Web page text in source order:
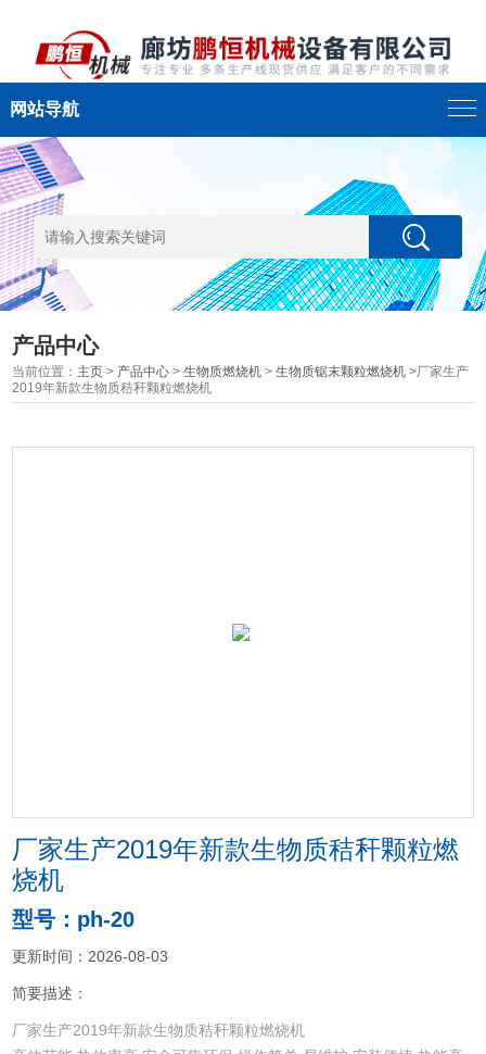
网站导航
产品中心
当前位置： 主页 > 产品中心 >生物质燃烧机 >生物质锯末颗粒燃烧机 >厂家生产
2019年新款生物质秸秆颗粒燃烧机
厂家生产2019年新款生物质秸秆颗粒燃
烧机
型号：ph-20
更新时间：2026-08-03
简要描述：
厂家生产2019年新款生物质秸秆颗粒燃烧机